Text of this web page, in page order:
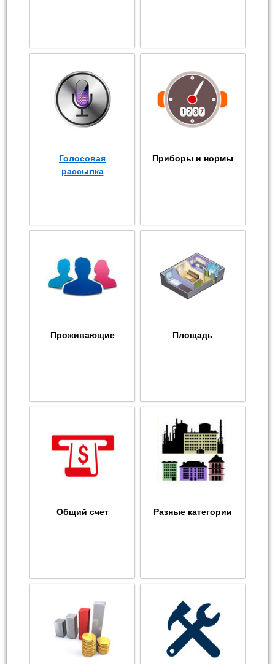
Голосовая
рассылка
Приборы и нормы
Проживающие Площадь
Общий счет Разные категории